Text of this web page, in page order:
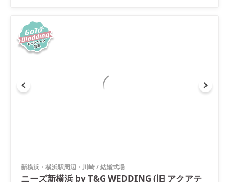
新横浜・横浜駅周辺・川崎/結婚式場
ニーズ新横浜 by T&G WEDDING (旧 アクアテ